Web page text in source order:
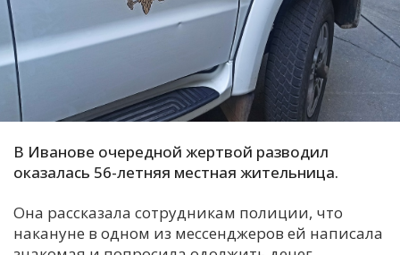
И
К
С
У
В Иванове очередной жертвой разводил
оказалась 56-летняя местная жительница.
Она рассказала сотрудникам полиции, что
накануне в одном из мессенджеров ей написала